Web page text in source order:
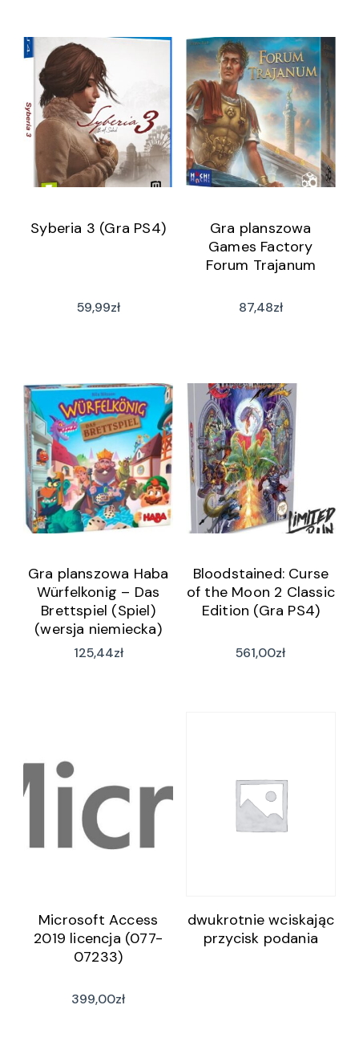
Syberia 3 (Gra PS4)
59,99zł
Gra planszowa
Games Factory
Forum Trajanum
87,48zł
Gra planszowa Haba
Würfelkonig – Das
Brettspiel (Spiel)
(wersja niemiecka)
125,44zł
Bloodstained: Curse
of the Moon 2 Classic
Edition (Gra PS4)
561,00zł
Microsoft Access
2019 licencja (077-
07233)
399,00zł
dwukrotnie wciskając
przycisk podania